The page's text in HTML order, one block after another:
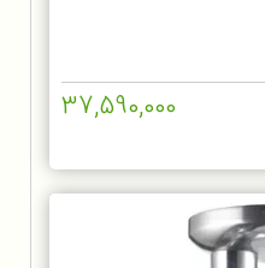
37,590,000